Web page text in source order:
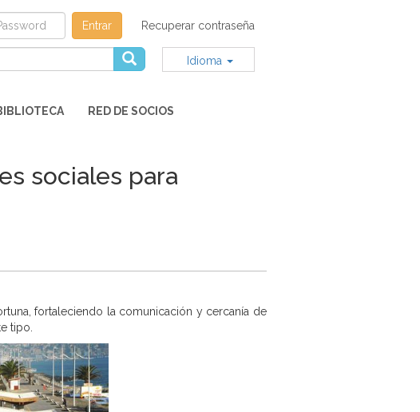
Entrar Recuperar contraseña
Idioma
RED DE SOCIOS
sociales para
fortaleciendo la comunicación y cercanía de
tipo.